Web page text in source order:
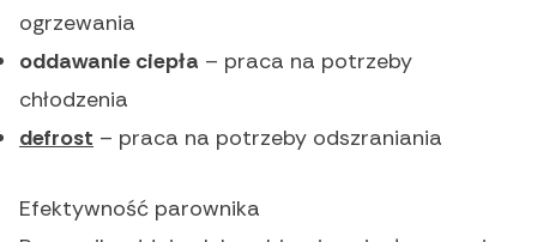
ogrzewania
oddawanie ciepła – praca na potrzeby
chłodzenia
defrost – praca na potrzeby odszraniania
Efektywność parownika